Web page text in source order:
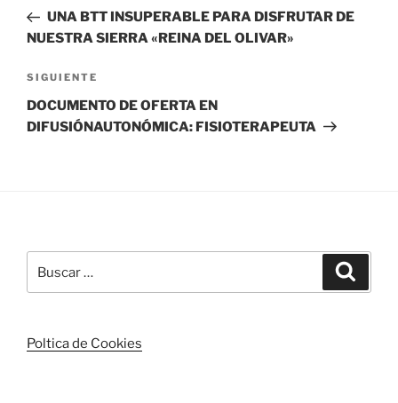
entradas
anterior:
UNA BTT INSUPERABLE PARA DISFRUTAR DE
NUESTRA SIERRA «REINA DEL OLIVAR»
Siguiente
entrada
SIGUIENTE
DOCUMENTO DE OFERTA EN
DIFUSIÓNAUTONÓMICA: FISIOTERAPEUTA
por:
Poltica de Cookies